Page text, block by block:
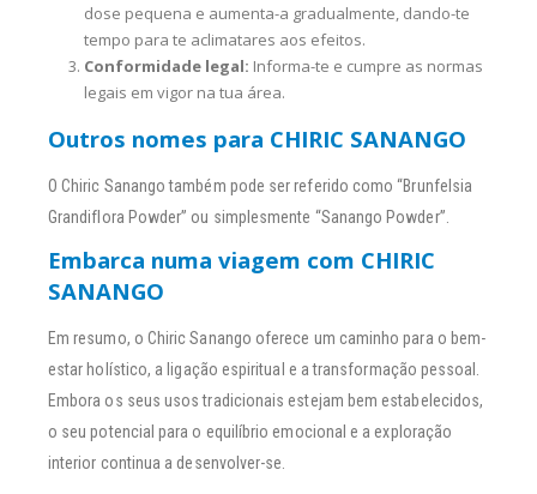
dose pequena e aumenta-a gradualmente, dando-te
tempo para te aclimatares aos efeitos.
Conformidade legal: Informa-te e cumpre as normas
legais em vigor na tua área.
Outros nomes para CHIRIC SANANGO
O Chiric Sanango também pode ser referido como “Brunfelsia
Grandiflora Powder” ou simplesmente “Sanango Powder”.
Embarca numa viagem com CHIRIC
SANANGO
Em resumo, o Chiric Sanango oferece um caminho para o bem-
estar holístico, a ligação espiritual e a transformação pessoal.
Embora os seus usos tradicionais estejam bem estabelecidos,
o seu potencial para o equilíbrio emocional e a exploração
interior continua a desenvolver-se.